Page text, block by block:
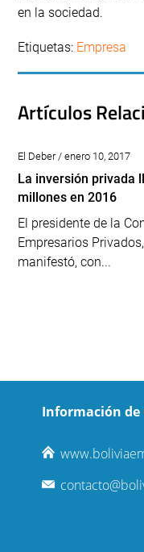
en la sociedad.
Etiquetas: Empresa
Artículos
El Deber / enero 10, 2017
La inversión privada
millones en 2016
El presidente de la
Empresarios
manifestó, con...
Información de